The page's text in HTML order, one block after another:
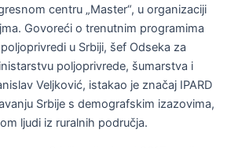
centru „Master“, u organizaciji
Govoreći o trenutnim programima
u Srbiji, šef Odseka za
poljoprivrede, šumarstva i
Veljković, istakao je značaj IPARD
Srbije s demografskim izazovima,
ljudi iz ruralnih područja.